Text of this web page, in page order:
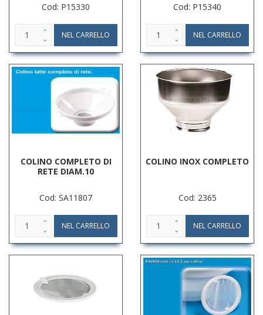
Cod: P15330 Cod: P15340
COLINO COMPLETO DI
RETE DIAM.10
Cod: SA11807
COLINO INOX COMPLETO
Cod: 2365